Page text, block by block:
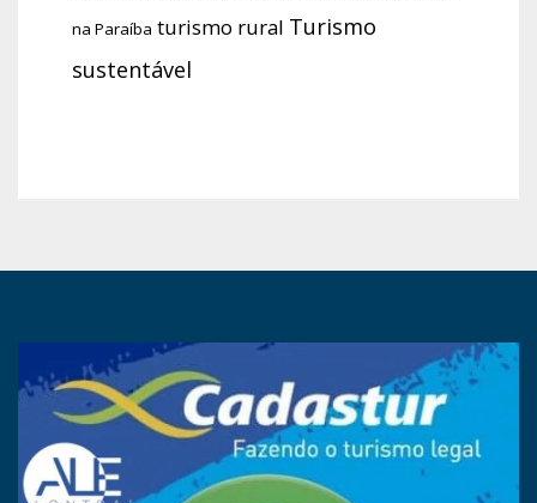
na Paraíba turismo rural Turismo
sustentável